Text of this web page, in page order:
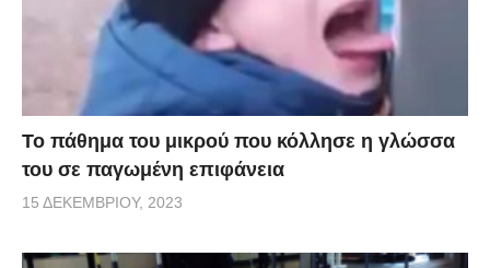
Το πάθημα του μικρού που κόλλησε η γλώσσα
του σε παγωμένη επιφάνεια
15 ΔΕΚΕΜΒΡΊΟΥ, 2023